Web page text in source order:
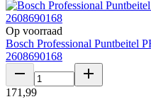
Op voorraad
Bosch Professional Puntbeitel
2608690168
171 ,99